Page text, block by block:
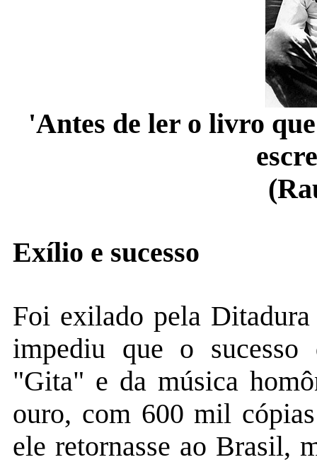
'Antes de ler o livro
Exílio e sucesso
Foi exilado pela
impediu que o sucesso
"Gita" e da música
ouro, com 600 mil
ele retornasse ao Brasil,